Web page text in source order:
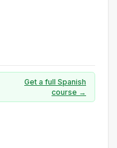
Get a full Spanish
course →